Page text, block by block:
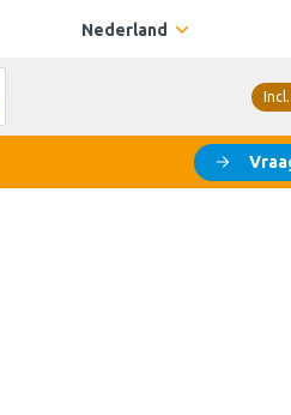
Nederland